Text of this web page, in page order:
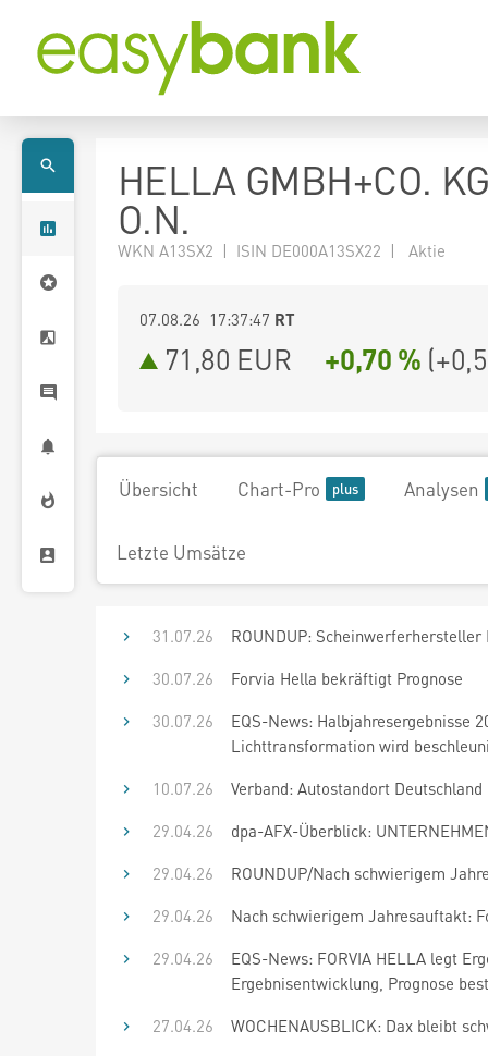
HELLA GMBH+CO.
O.N.
WKN A13SX2 | ISIN DE000A13SX22 | Aktie
07.08.26 17:37:47 RT
71,80 EUR +0,70 % (
Übersicht Chart-Pro Analysen
Letzte Umsätze
31.07.26
ROUNDUP:
30.07.26
Forvia Hella bekräftigt Prognose
30.07.26
EQS-News: Halbjahresergebnisse
Lichttransformation wird
10.07.26
Verband: Autostandort
29.04.26
dpa-AFX-Überblick:
29.04.26
ROUNDUP/Nach schwierigem
29.04.26
Nach schwierigem Jahresauftakt:
29.04.26
EQS-News: FORVIA HELLA legt
Ergebnisentwicklung, Prognose
27.04.26
WOCHENAUSBLICK: Dax bleibt